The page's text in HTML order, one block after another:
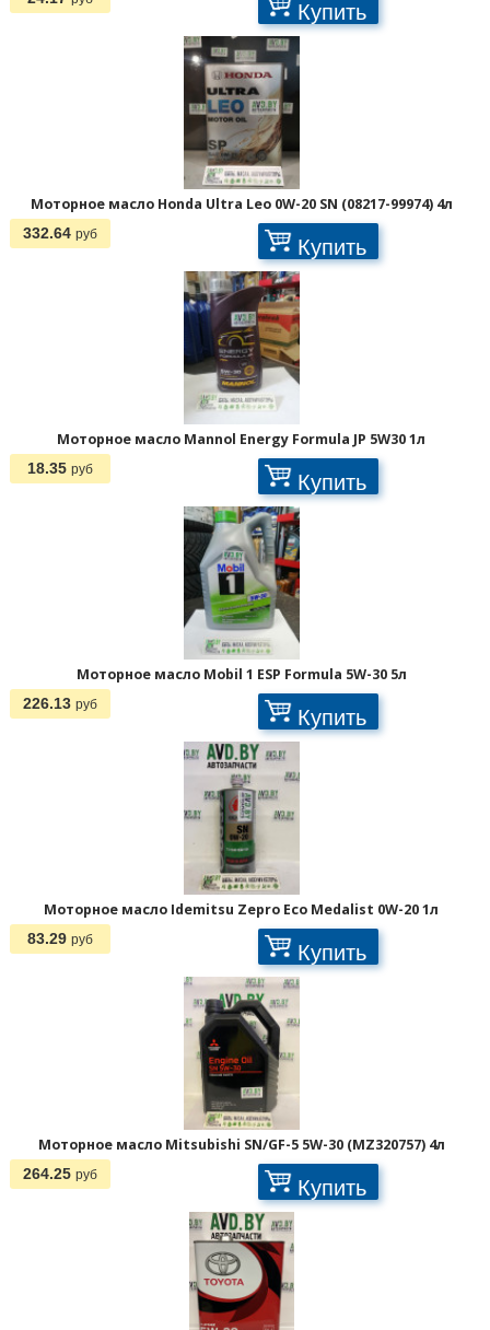
Купить
Моторное масло Honda Ultra Leo 0W-20 SN (08217-99974) 4л
332.64 руб Купить
Моторное масло Mannol Energy Formula JP 5W30 1л
18.35 руб Купить
Моторное масло Mobil 1 ESP Formula 5W-30 5л
226.13 руб Купить
Моторное масло Idemitsu Zepro Eco Medalist 0W-20 1л
83.29 руб Купить
Моторное масло Mitsubishi SN/GF-5 5W-30 (MZ320757) 4л
264.25 руб Купить
1 2 3 > >>